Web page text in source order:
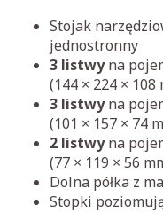
Stojak
jednostronny
3 listwyna
(144 × 224 ×
3 listwyna
(101 × 157 × 74
2 listwyna
(77 × 119 × 56
Dolna półka z
Stopki